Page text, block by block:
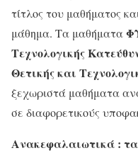
τίτλος του μαθήματος
μάθημα. Τα μαθήματα
Τεχνολογικής
Θετικής και
ξεχωριστά μαθήματα
σε διαφορετικούς
Ανακεφαλαιωτικά :